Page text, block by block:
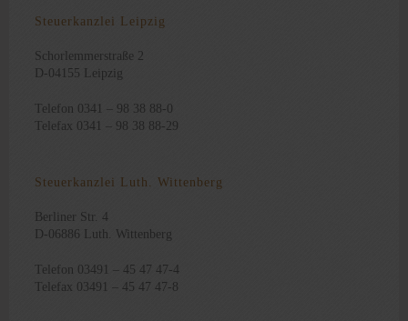
Steuerkanzlei Leipzig
Schorlemmerstraße 2
D-04155 Leipzig
Telefon 0341 – 98 38 88-0
Telefax 0341 – 98 38 88-29
Steuerkanzlei Luth. Wittenberg
Berliner Str. 4
D-06886 Luth. Wittenberg
Telefon 03491 – 45 47 47-4
Telefax 03491 – 45 47 47-8